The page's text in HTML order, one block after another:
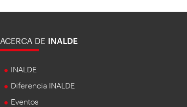
ACERCA DE INALDE
INALDE
Diferencia INALDE
Eventos